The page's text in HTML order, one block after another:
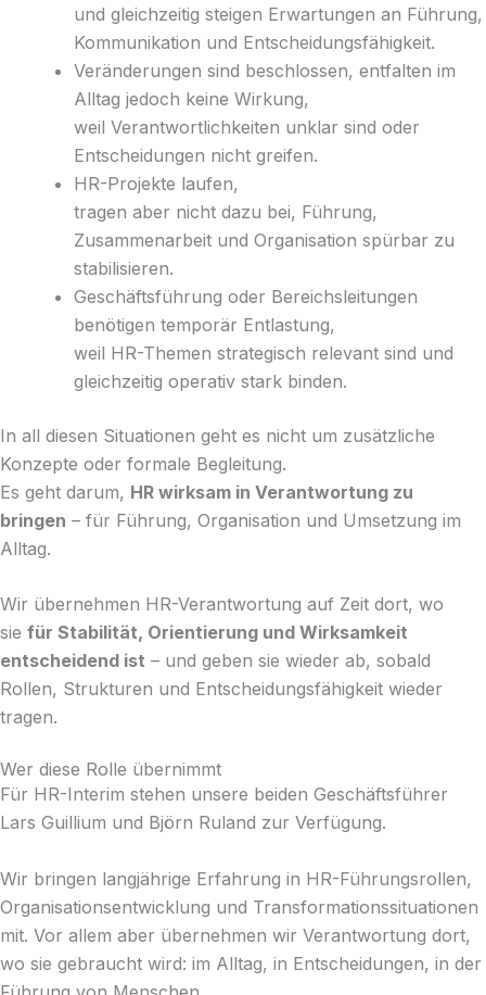
und gleichzeitig steigen Erwartungen an Führung,
Kommunikation und Entscheidungsfähigkeit.
Veränderungen sind beschlossen, entfalten im
Alltag jedoch keine Wirkung,
weil Verantwortlichkeiten unklar sind oder
Entscheidungen nicht greifen.
HR-Projekte laufen,
tragen aber nicht dazu bei, Führung,
Zusammenarbeit und Organisation spürbar zu
stabilisieren.
Geschäftsführung oder Bereichsleitungen
benötigen temporär Entlastung,
weil HR-Themen strategisch relevant sind und
gleichzeitig operativ stark binden.
In all diesen Situationen geht es nicht um zusätzliche
Konzepte oder formale Begleitung.
Es geht darum, HR wirksam in Verantwortung zu
bringen – für Führung, Organisation und Umsetzung im
Alltag.
Wir übernehmen HR-Verantwortung auf Zeit dort, wo
sie für Stabilität, Orientierung und Wirksamkeit
entscheidend ist – und geben sie wieder ab, sobald
Rollen, Strukturen und Entscheidungsfähigkeit wieder
tragen.
Wer diese Rolle übernimmt
Für HR-Interim stehen unsere beiden Geschäftsführer
Lars Guillium und Björn Ruland zur Verfügung.
Wir bringen langjährige Erfahrung in HR-Führungsrollen,
Organisationsentwicklung und Transformationssituationen
mit. Vor allem aber übernehmen wir Verantwortung dort,
wo sie gebraucht wird: im Alltag, in Entscheidungen, in der